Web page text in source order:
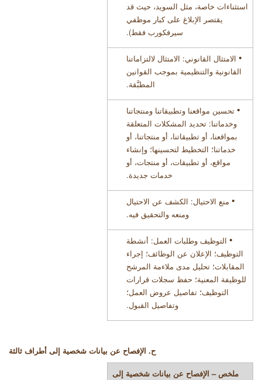
استثناءات خاصة، مثل السويد، حيث قد
يقتصر الإبلاغ على كبار موظفي
سيرفكورب فقط).
• الامتثال القانوني: الامتثال لالتزاماتنا
القانونية والتنظيمية بموجب القوانين
المطبَّقة.
• تحسين مواقعنا وتطبيقاتنا ومنتجاتنا
وخدماتنا: تحديد المشكلات المتعلقة
بمواقعنا، أو تطبيقاتنا، أو منتجاتنا، أو
خدماتنا؛ التخطيط لتحسينها؛ وإنشاء
مواقع، أو تطبيقات، أو منتجات، أو
خدمات جديدة.
• منع الاحتيال: الكشف عن الاحتيال
ومنعه والتحقيق فيه.
• التوظيف وطلبات العمل: أنشطة
التوظيف؛ الإعلان عن الوظائف؛ إجراء
المقابلات؛ تحليل مدى ملاءمة المرشح
للوظيفة المعنية؛ حفظ سجلات قرارات
التوظيف؛ تفاصيل عروض العمل؛
وتفاصيل القبول.
ح. الإفصاح عن بيانات شخصية إلى أطراف ثالثة
ملخص – الإفصاح عن بيانات شخصية إلى